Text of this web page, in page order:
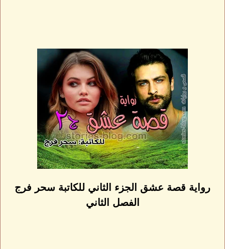
رواية قصة عشق الجزء الثاني للكاتبة سحر فرج
الفصل الثاني